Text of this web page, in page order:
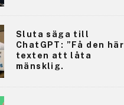
Sluta säga till
ChatGPT: ”Få den här
texten att låta
mänsklig.